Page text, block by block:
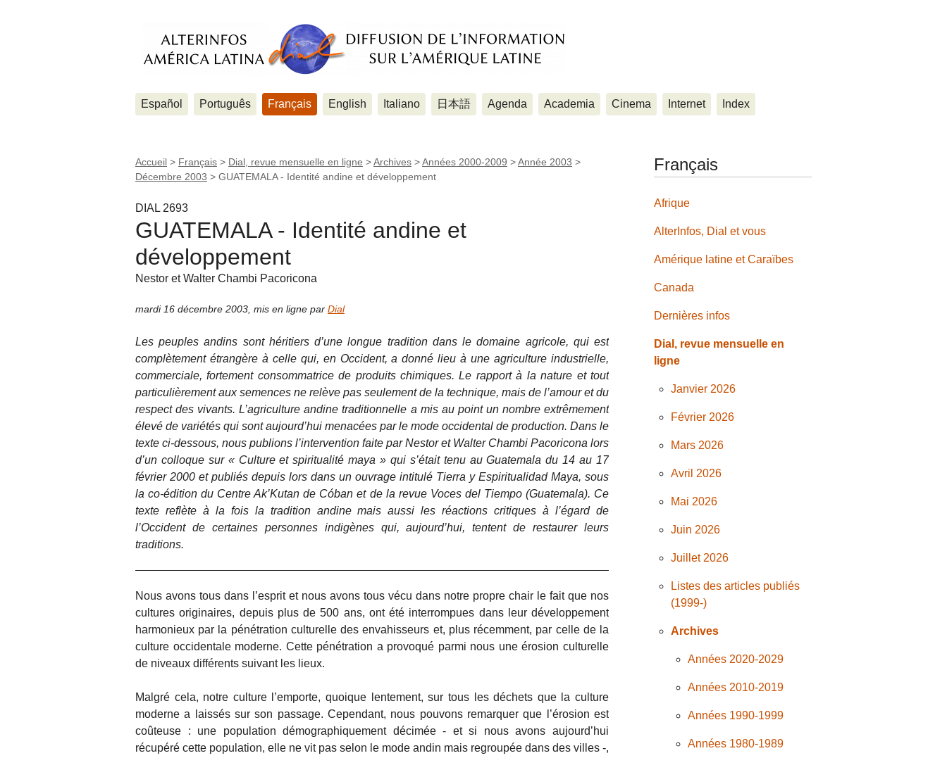
Español Português Français English Italiano 日本語 Agenda Academia Cinema Internet Index
Accueil > Français > Dial, revue mensuelle en ligne >Archives >Années 2000-2009 >Année 2003 >
Décembre 2003 > GUATEMALA - Identité andine et développement
DIAL 2693
GUATEMALA - Identité andine et
développement
Nestor et Walter Chambi Pacoricona
mardi 16 décembre 2003 mis en ligne par Dial
Les peuples andins sont héritiers d’une longue tradition dans le domaine agricole, qui est
complètement étrangère à celle qui, en Occident, a donné lieu à une agriculture industrielle,
commerciale, fortement consommatrice de produits chimiques. Le rapport à la nature et tout
particulièrement aux semences ne relève pas seulement de la technique, mais de l’amour et du
respect des vivants. L’agriculture andine traditionnelle a mis au point un nombre extrêmement
élevé de variétés qui sont aujourd’hui menacées par le mode occidental de production. Dans le
texte ci-dessous, nous publions l’intervention faite par Nestor et Walter Chambi Pacoricona lors
d’un colloque sur « Culture et spiritualité maya » qui s’était tenu au Guatemala du 14 au 17
février 2000 et publiés depuis lors dans un ouvrage intitulé Tierra y Espiritualidad Maya, sous
la co-édition du Centre Ak’Kutan de Cóban et de la revue Voces del Tiempo (Guatemala). Ce
texte reflète à la fois la tradition andine mais aussi les réactions critiques à l’égard de
l’Occident de certaines personnes indigènes qui, aujourd’hui, tentent de restaurer leurs
traditions.
Nous avons tous dans l’esprit et nous avons tous vécu dans notre propre chair le fait que nos
cultures originaires, depuis plus de 500 ans, ont été interrompues dans leur développement
harmonieux par la pénétration culturelle des envahisseurs et, plus récemment, par celle de la
culture occidentale moderne. Cette pénétration a provoqué parmi nous une érosion culturelle
de niveaux différents suivant les lieux.
Malgré cela, notre culture l’emporte, quoique lentement, sur tous les déchets que la culture
moderne a laissés sur son passage. Cependant, nous pouvons remarquer que l’érosion est
coûteuse : une population démographiquement décimée - et si nous avons aujourd’hui
récupéré cette population, elle ne vit pas selon le mode andin mais regroupée dans des villes -,
Français
Afrique
AlterInfos, Dial et vous
Amérique latine et Caraïbes
Canada
Dernières infos
Dial, revue mensuelle en
ligne
Janvier 2026
Février 2026
Mars 2026
Avril 2026
Mai 2026
Juin 2026
Juillet 2026
Listes des articles publiés
(1999-)
Archives
Années 2020-2029
Années 2010-2019
Années 1990-1999
Années 1980-1989